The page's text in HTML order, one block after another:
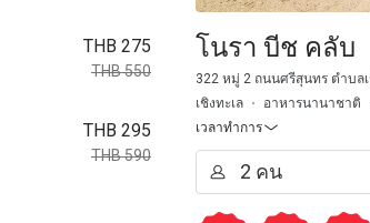
THB 275
THB 550
THB 295
THB 590
โนรา บีช คลับ
322 หมู่ 2 ถนนศรีสุนทร ตำบล
เชิงทะเล
อาหารนานาชาติ
เวลาทำการ